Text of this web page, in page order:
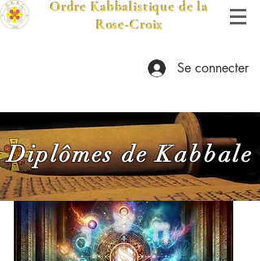
Ordre Kabbalistique de la
Rose-Croix
Se connecter
Diplômes de Kabbale